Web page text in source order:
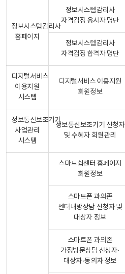
정보시스템감리사
홈페이지
정보시스템감리사
자격검정 응시자 명단
정보시스템감리사
자격검정 합격자 명단
디지털서비스
이용지원
시스템
디지털서비스 이용지원
회원정보
정보통신보조기기
사업관리
시스템
정보통신보조기기 신청자
및 수혜자 회원관리
스마트쉼센터 홈페이지
회원정보
스마트폰 과의존
센터내방상담 신청자 및
대상자 정보
스마트폰 과의존
가정방문상담 신청자·
대상자·동의자 정보